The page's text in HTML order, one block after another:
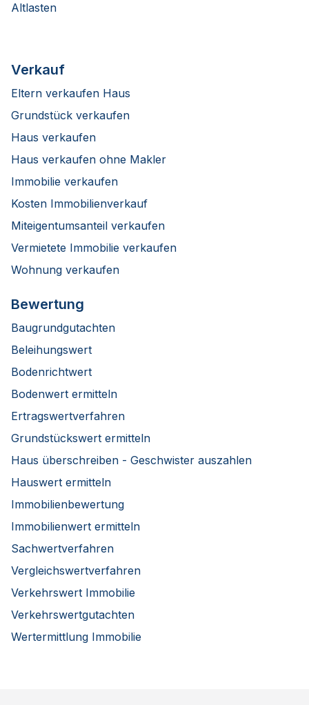
Altlasten
Verkauf
Eltern verkaufen Haus
Grundstück verkaufen
Haus verkaufen
Haus verkaufen ohne Makler
Immobilie verkaufen
Kosten Immobilienverkauf
Miteigentumsanteil verkaufen
Vermietete Immobilie verkaufen
Wohnung verkaufen
Bewertung
Baugrundgutachten
Beleihungswert
Bodenrichtwert
Bodenwert ermitteln
Ertragswertverfahren
Grundstückswert ermitteln
Haus überschreiben - Geschwister auszahlen
Hauswert ermitteln
Immobilienbewertung
Immobilienwert ermitteln
Sachwertverfahren
Vergleichswertverfahren
Verkehrswert Immobilie
Verkehrswertgutachten
Wertermittlung Immobilie